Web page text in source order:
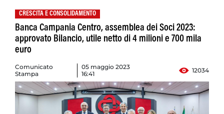
CRESCITA E CONSOLIDAMENTO
Banca Campania Centro, assemblea dei Soci 2023:
approvato Bilancio, utile netto di 4 milioni e 700 mila
euro
Comunicato
Stampa
05 maggio 2023
16:41
12034